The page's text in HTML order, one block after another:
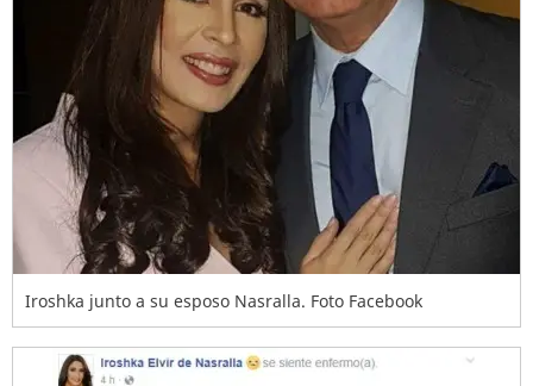
Iroshka junto a su esposo Nasralla. Foto Facebook